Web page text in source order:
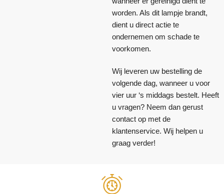
worden. Als dit lampje brandt,
dient u direct actie te
ondernemen om schade te
voorkomen.
Wij leveren uw bestelling de
volgende dag, wanneer u voor
vier uur ‘s middags bestelt. Heeft
u vragen? Neem dan gerust
contact op met de
klantenservice. Wij helpen u
graag verder!